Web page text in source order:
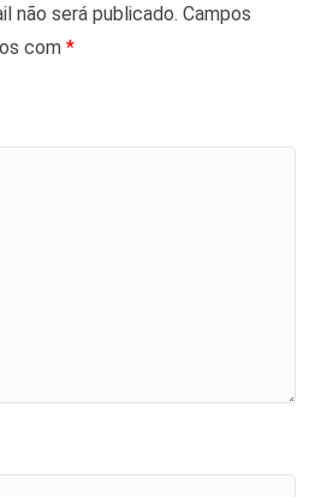
não será publicado. Campos
com *